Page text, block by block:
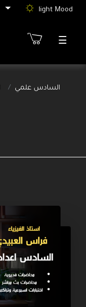
light Mood
☰
السادس علمي